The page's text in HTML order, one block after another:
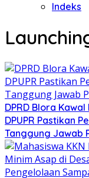
Indeks
DPRD Blora
DPUPR Pastikan
Tanggung Jawab